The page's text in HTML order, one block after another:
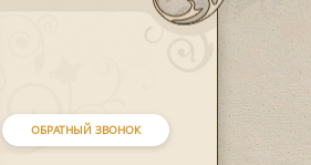
ОБРАТНЫЙ ЗВОНОК